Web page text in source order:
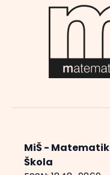
MiŠ -
Škola